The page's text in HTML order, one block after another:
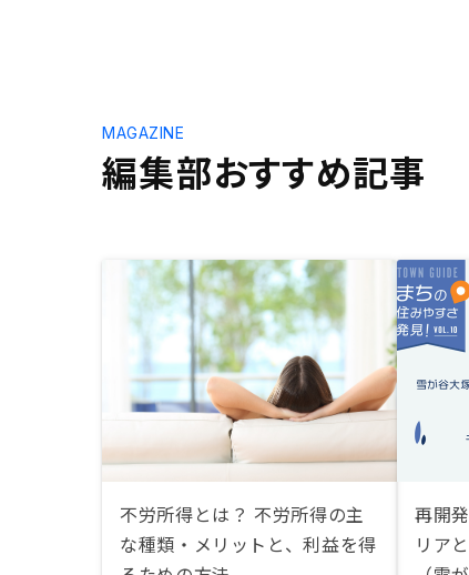
編集部おすすめ記事
MAGAZINE
不労所得とは？ 不労所得の主
な種類・メリットと、利益を得
再開
リア